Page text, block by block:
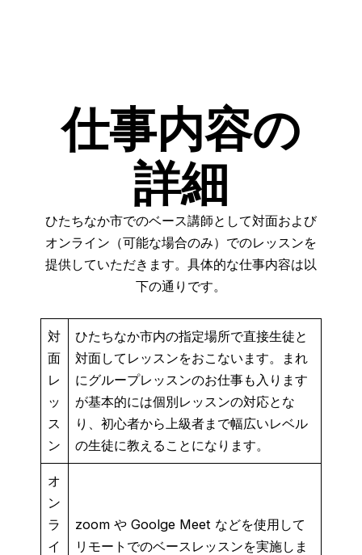
仕事内容の
詳細
ひたちなか市でのベース講師として対面および
オンライン（可能な場合のみ）でのレッスンを
提供していただきます。具体的な仕事内容は以
下の通りです。
対
面
レ
ッ
ス
ン
ひたちなか市内の指定場所で直接生徒と
対面してレッスンをおこないます。まれ
にグループレッスンのお仕事も入ります
が基本的には個別レッスンの対応とな
り、初心者から上級者まで幅広いレベル
の生徒に教えることになります。
オ
ン
ラ
イ
zoom や Goolge Meet などを使用して
リモートでのベースレッスンを実施しま